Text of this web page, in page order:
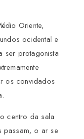
Oriente,
ocidental e
ser protagonista
os convidados
centro da sala
passam, o ar se